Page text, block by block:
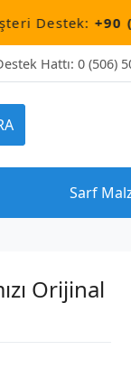
+90 (506) 503
Hattı: 0 (506)
Sarf
Orijinal